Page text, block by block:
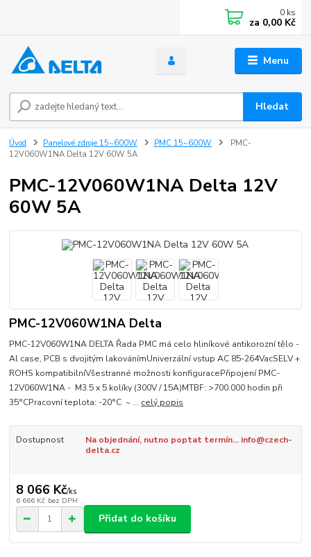
Menu
Hledat
0 ks
za 0,00 Kč
Úvod Panelové zdroje 15~600W PMC 15~600W
PMC-
12V060W1NA Delta 12V 60W 5A
PMC-12V060W1NA Delta 12V
60W 5A
PMC-12V060W1NA Delta
PMC-12V060W1NA DELTA Řada PMC má celo hliníkové antikorozní tělo -
Al case, PCB s dvojitým lakovánímUniverzální vstup AC 85-264VacSELV +
ROHS kompatibilníVšestranné možnosti konfiguracePřipojení PMC-
12V060W1NA - M3.5 x 5 kolíky (300V / 15A)MTBF: >700.000 hodin při
35°CPracovní teplota: -20°C ~ ... celý popis
Dostupnost
Na objednání, nutno poptat termín... info@czech-
delta.cz
8 066 Kč/ks
6 666 Kč bez DPH
Přidat do košíku